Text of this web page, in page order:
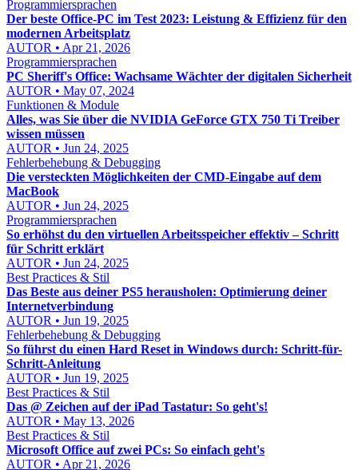
Programmiersprachen
Der beste Office-PC im Test 2023: Leistung & Effizienz für den
modernen Arbeitsplatz
AUTOR • Apr 21, 2026
Programmiersprachen
PC Sheriff's Office: Wachsame Wächter der digitalen Sicherheit
AUTOR • May 07, 2024
Funktionen & Module
Alles, was Sie über die NVIDIA GeForce GTX 750 Ti Treiber
wissen müssen
AUTOR • Jun 24, 2025
Fehlerbehebung & Debugging
Die versteckten Möglichkeiten der CMD-Eingabe auf dem
MacBook
AUTOR • Jun 24, 2025
Programmiersprachen
So erhöhst du den virtuellen Arbeitsspeicher effektiv – Schritt
für Schritt erklärt
AUTOR • Jun 24, 2025
Best Practices & Stil
Das Beste aus deiner PS5 herausholen: Optimierung deiner
Internetverbindung
AUTOR • Jun 19, 2025
Fehlerbehebung & Debugging
So führst du einen Hard Reset in Windows durch: Schritt-für-
Schritt-Anleitung
AUTOR • Jun 19, 2025
Best Practices & Stil
Das @ Zeichen auf der iPad Tastatur: So geht's!
AUTOR • May 13, 2026
Best Practices & Stil
Microsoft Office auf zwei PCs: So einfach geht's
AUTOR • Apr 21, 2026